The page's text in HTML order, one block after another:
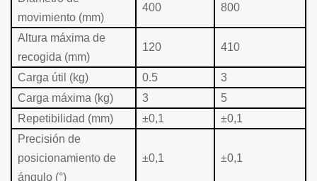
movimiento (mm)
400 800
Altura máxima de
recogida (mm)
120 410
Carga útil (kg) 0.5
3
Carga máxima (kg)
3
5
Repetibilidad (mm)
±0,1
±0,1
Precisión de
posicionamiento de
ángulo (°)
±0,1 ±0,1